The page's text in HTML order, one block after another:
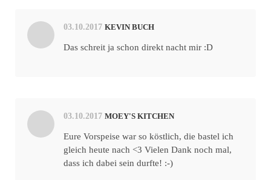
03.10.2017 KEVIN BUCH
Das schreit ja schon direkt nacht mir :D
03.10.2017 MOEY'S KITCHEN
Eure Vorspeise war so köstlich, die bastel ich
gleich heute nach <3 Vielen Dank noch mal,
dass ich dabei sein durfte! :-)